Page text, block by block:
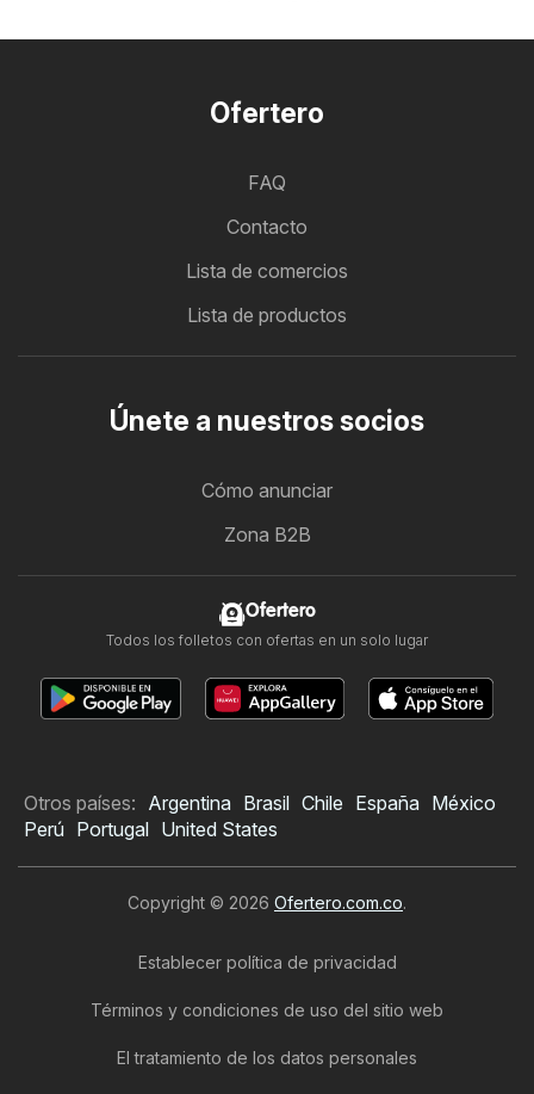
Ofertero
FAQ
Contacto
Lista de comercios
Lista de productos
Únete a nuestros socios
Cómo anunciar
Zona B2B
Ofertero
Todos los folletos con ofertas en un solo lugar
Otros países: Argentina Brasil Chile España México
Perú Portugal United States
Copyright © 2026 Ofertero.com.co.
Establecer política de privacidad
Términos y condiciones de uso del sitio web
El tratamiento de los datos personales